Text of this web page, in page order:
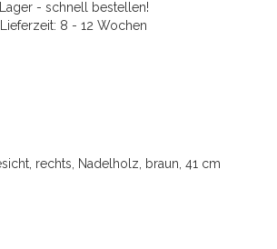
Lager - schnell bestellen!
Lieferzeit: 8 - 12 Wochen